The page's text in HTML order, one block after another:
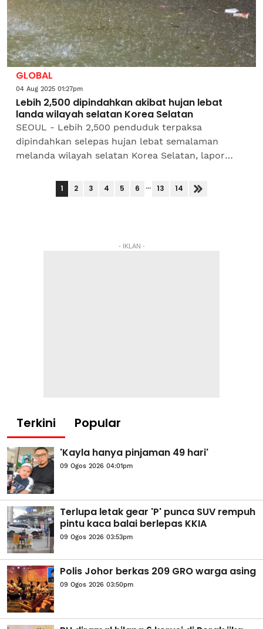
GLOBAL
04 Aug 2025 01:27pm
Lebih 2,500 dipindahkan akibat hujan lebat
landa wilayah selatan Korea Selatan
SEOUL - Lebih 2,500 penduduk terpaksa
dipindahkan selepas hujan lebat semalaman
melanda wilayah selatan Korea Selatan, lapor
Pencegahan Bencana dan Keselamatan...
1 2 3 4 5 6 ... 13 14
- IKLAN -
Terkini Popular
'Kayla hanya pinjaman 49 hari'
09 Ogos 2026 04:01pm
Terlupa letak gear 'P' punca SUV rempuh
pintu kaca balai berlepas KKIA
09 Ogos 2026 03:53pm
Polis Johor berkas 209 GRO warga asing
09 Ogos 2026 03:50pm